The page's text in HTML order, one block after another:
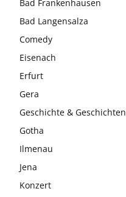
Bad Frankenhausen
Bad Langensalza
Comedy
Eisenach
Erfurt
Gera
Geschichte & Geschichten
Gotha
Ilmenau
Jena
Konzert